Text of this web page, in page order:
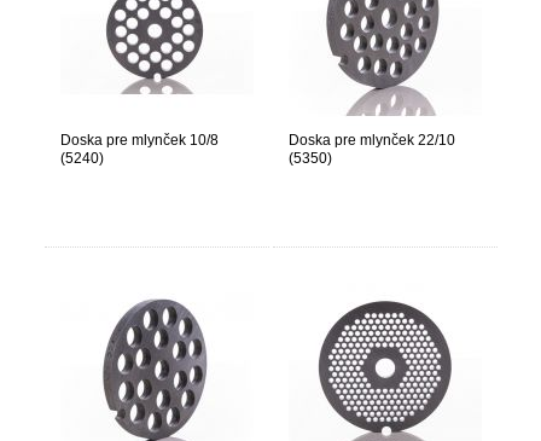
Doska pre mlynček 10/8
(5240)
Doska pre mlynček 22/10
(5350)